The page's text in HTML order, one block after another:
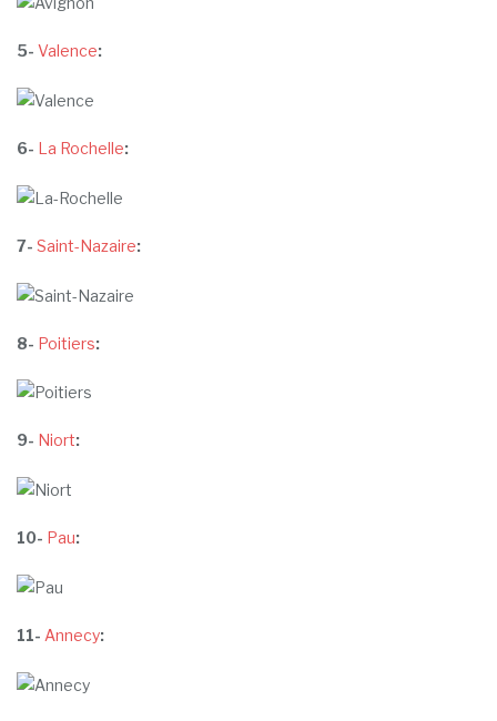
5- Valence:
6- La Rochelle:
7- Saint-Nazaire:
8- Poitiers:
9- Niort:
10- Pau:
11- Annecy: